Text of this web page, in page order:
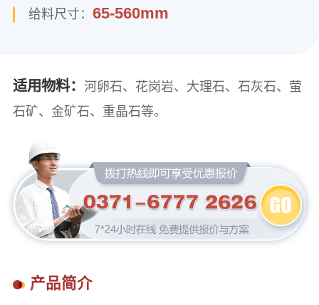
给料尺寸： 65-560mm
适用物料：
河卵石、花岗岩、大理石、石灰石、萤
石矿、金矿石、重晶石等。
产品简介